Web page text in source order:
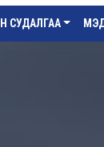
СУДАЛГАА